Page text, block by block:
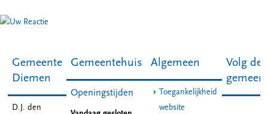
Gemeente
Diemen
D.J. den
Gemeentehuis
Openingstijden
Algemeen
Toegankelijkheid
website
Volg de